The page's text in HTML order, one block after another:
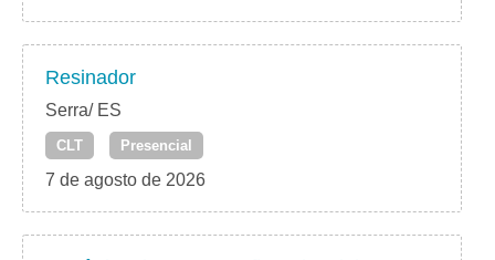
Resinador
Serra/ ES
CLT Presencial
7 de agosto de 2026